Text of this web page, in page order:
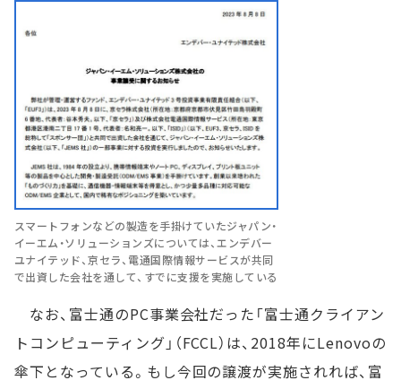
スマートフォンなどの製造を手掛けていたジャパン・
イーエム・ソリューションズについては、エンデバー
ユナイテッド、京セラ、電通国際情報サービスが共同
で出資した会社を通して、すでに支援を実施している
なお、富士通のPC事業会社だった「富士通クライアン
トコンピューティング」（FCCL）は、2018年にLenovoの
傘下となっている。もし今回の譲渡が実施されれば、富